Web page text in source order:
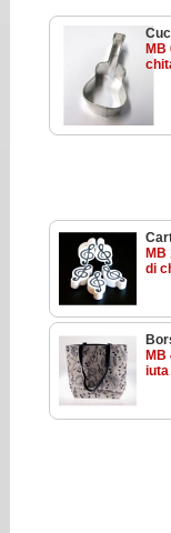
MB
di